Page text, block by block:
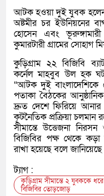
আটক হওয়া দুই যুবক হলেন—
অষ্টমীর চর ইউনিয়নের
হোসেন এবং
কুমারটারী গ্রামের সোহাগ
কুড়িগ্রাম ২২ বিজিবি
কর্নেল মাহবুব উল হক
“আটক দুই
পতাকা বৈঠকের
দ্রুত দেশে ফিরিয়ে
কূটনৈতিক প্রক্রিয়া চলমান
সীমান্তে উত্তেজনা
বিজিবির পক্ষ থেকে
রাখা হয়েছে বলে জানিয়েছে
ট্যাগ :
কুড়িগ্রাম সীমান্তে ২ যুবককে
বিজিবির তোড়জোড়